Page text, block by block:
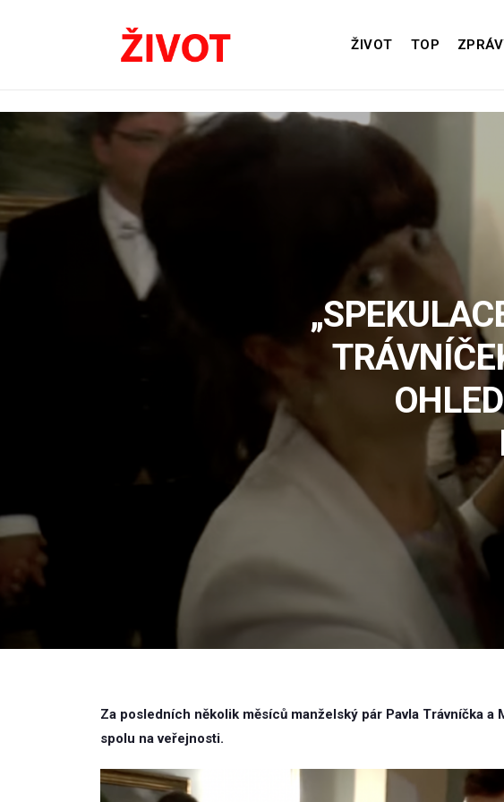
ŽIVOT TOP
Za posledních několik měsíců manželský pár Pavla Trávníčka
spolu na veřejnosti.